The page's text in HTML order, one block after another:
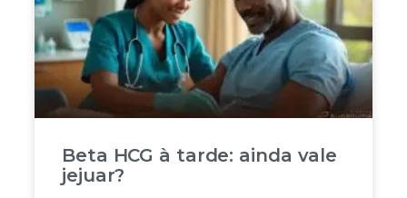
Beta HCG à tarde: ainda vale
jejuar?